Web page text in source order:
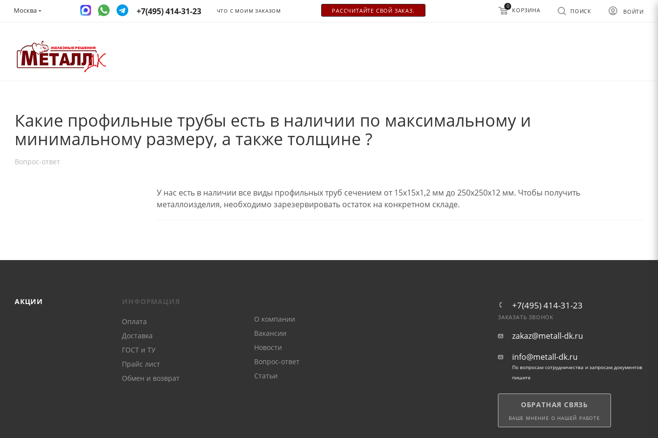
Москва +7(495) 414-31-23 ЧТО С МОИМ ЗАКАЗОМ РАСCЧИТАЙТЕ СВОЙ ЗАКАЗ. ВОЙТИ
ПОИСК
0
КОРЗИНА
Какие профильные трубы есть в наличии по максимальному и
минимальному размеру, а также толщине ?
Вопрос-ответ
У нас есть в наличии все виды профильных труб сечением от 15х15х1,2 мм до 250х250х12 мм. Чтобы получить
металлоизделия, необходимо зарезервировать остаток на конкретном складе.
АКЦИИ ИНФОРМАЦИЯ
Оплата
Доставка
ГОСТ и ТУ
Прайс лист
Обмен и возврат
О компании
Вакансии
Новости
Вопрос-ответ
Статьи
+7(495) 414-31-23
ЗАКАЗАТЬ ЗВОНОК
zakaz@metall-dk.ru
info@metall-dk.ru
По вопросам сотрудничества и запросам документов
пишите
ОБРАТНАЯ СВЯЗЬ
ВАШЕ МНЕНИЕ О НАШЕЙ РАБОТЕ